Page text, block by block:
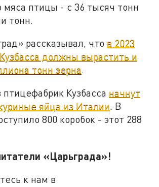
мяса птицы - с 36 тысяч тонн
тонн.
рассказывал, что в 2023
должны вырастить и
тонн зерна.
Кузбасса начнут
яйца из Италии. В
800 коробок - этот 288
«Царьграда»!
к нам в